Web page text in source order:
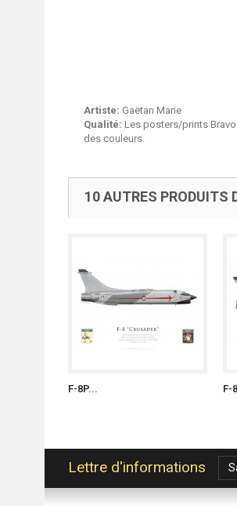
Artiste: Gaëtan Marie
Qualité: Les posters/prints
des couleurs.
10 AUTRES PRODUITS
F-8P... F-
Lettre d'informations